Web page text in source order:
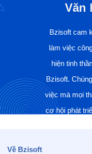
Văn
Bzisoft cam
làm việc
hiện tinh
Bzisoft.
việc mà mọi
cơ hội phát
Về Bzisoft